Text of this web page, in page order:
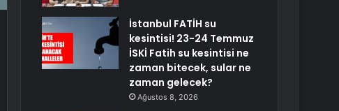
İstanbul FATİH su
kesintisi! 23-24 Temmuz
İSKİ Fatih su kesintisi ne
zaman bitecek, sular ne
zaman gelecek?
Ağustos 8, 2026